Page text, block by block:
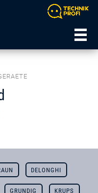
DELONGHI
GRUNDIG KRUPS